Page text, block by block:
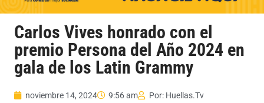
Carlos Vives honrado con el
premio Persona del Año 2024 en
gala de los Latin Grammy
noviembre 14, 2024 9:56 am Por: Huellas.Tv